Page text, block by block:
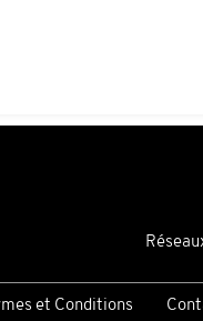
et Conditions